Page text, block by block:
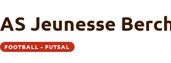
AS Jeunesse
FOOTBALL - FUTSAL